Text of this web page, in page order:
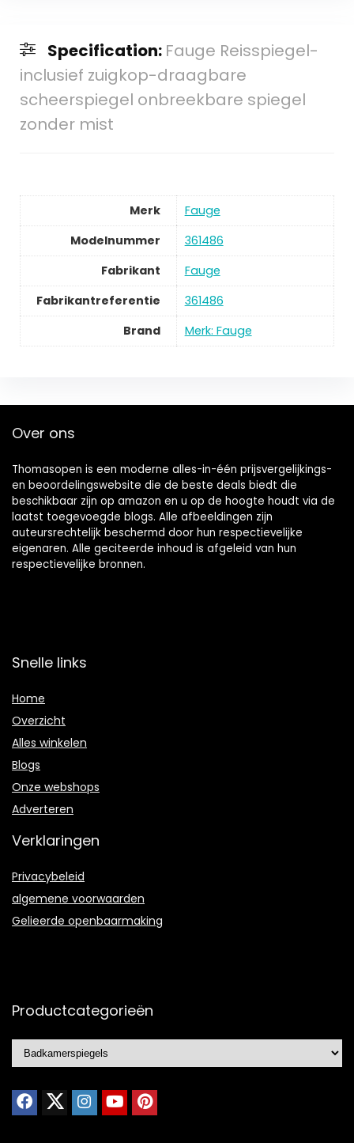
Specification: Fauge Reisspiegel-
inclusief zuigkop-draagbare
scheerspiegel onbreekbare spiegel
zonder mist
Merk
‎Fauge
Modelnummer
‎361486
Fabrikant
‎Fauge
Fabrikantreferentie
‎361486
Brand
Merk: Fauge
Over ons
Thomasopen is een moderne alles-in-één prijsvergelijkings-
en beoordelingswebsite die de beste deals biedt die
beschikbaar zijn op amazon en u op de hoogte houdt via de
laatst toegevoegde blogs. Alle afbeeldingen zijn
auteursrechtelijk beschermd door hun respectievelijke
eigenaren. Alle geciteerde inhoud is afgeleid van hun
respectievelijke bronnen.
Snelle links
Home
Overzicht
Alles winkelen
Blogs
Onze webshops
Adverteren
Verklaringen
Privacybeleid
algemene voorwaarden
Gelieerde openbaarmaking
Productcategorieën